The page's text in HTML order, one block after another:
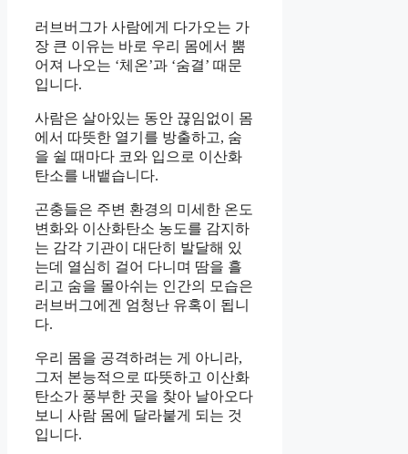
러브버그가 사람에게 다가오는 가
장 큰 이유는 바로 우리 몸에서 뿜
어져 나오는 ‘체온’과 ‘숨결’ 때문
입니다.
사람은 살아있는 동안 끊임없이 몸
에서 따뜻한 열기를 방출하고, 숨
을 쉴 때마다 코와 입으로 이산화
탄소를 내뱉습니다.
곤충들은 주변 환경의 미세한 온도
변화와 이산화탄소 농도를 감지하
는 감각 기관이 대단히 발달해 있
는데 열심히 걸어 다니며 땀을 흘
리고 숨을 몰아쉬는 인간의 모습은
러브버그에겐 엄청난 유혹이 됩니
다.
우리 몸을 공격하려는 게 아니라,
그저 본능적으로 따뜻하고 이산화
탄소가 풍부한 곳을 찾아 날아오다
보니 사람 몸에 달라붙게 되는 것
입니다.